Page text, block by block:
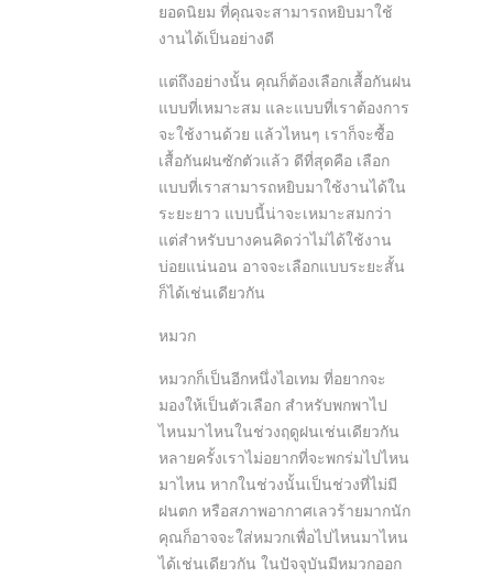
ยอดนิยม ที่คุณจะสามารถหยิบมาใช้
งานได้เป็นอย่างดี
แต่ถึงอย่างนั้น คุณก็ต้องเลือกเสื้อกันฝน
แบบที่เหมาะสม และแบบที่เราต้องการ
จะใช้งานด้วย แล้วไหนๆ เราก็จะซื้อ
เสื้อกันฝนซักตัวแล้ว ดีที่สุดคือ เลือก
แบบที่เราสามารถหยิบมาใช้งานได้ใน
ระยะยาว แบบนี้น่าจะเหมาะสมกว่า
แต่สำหรับบางคนคิดว่าไม่ได้ใช้งาน
บ่อยแน่นอน อาจจะเลือกแบบระยะสั้น
ก็ได้เช่นเดียวกัน
หมวก
หมวกก็เป็นอีกหนึ่งไอเทม ที่อยากจะ
มองให้เป็นตัวเลือก สำหรับพกพาไป
ไหนมาไหนในช่วงฤดูฝนเช่นเดียวกัน
หลายครั้งเราไม่อยากที่จะพกร่มไปไหน
มาไหน หากในช่วงนั้นเป็นช่วงที่ไม่มี
ฝนตก หรือสภาพอากาศเลวร้ายมากนัก
คุณก็อาจจะใส่หมวกเพื่อไปไหนมาไหน
ได้เช่นเดียวกัน ในปัจจุบันมีหมวกออก